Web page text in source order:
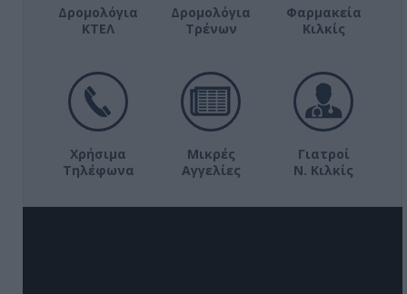
Δρομολόγια
ΚΤΕΛ
Δρομολόγια
Τρένων
Φαρμακεία
Κιλκίς
Χρήσιμα
Τηλέφωνα
Μικρές
Αγγελίες
Γιατροί
Ν. Κιλκίς